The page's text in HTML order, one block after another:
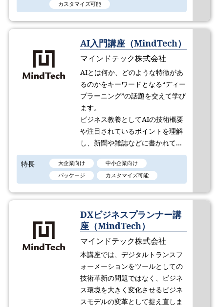
カスタマイズ可能
AI入門講座（MindTech）
マインドテック株式会社
AIとは何か、どのような特徴があ
るのかをキーワードとなる“ディー
プラーニング”の話題を交えて学び
ます。
ビジネス教養としてAIの技術概要
や注目されているポイントを理解
し、新聞や雑誌などに書かれて...
特長 大企業向け
中小企業向け
パッケージ
カスタマイズ可能
DXビジネスプランナー講
座（MindTech）
マインドテック株式会社
本講座では、デジタルトランスフ
ォーメーションをツールとしての
技術革新の問題ではなく、ビジネ
ス環境を大きく変化させるビジネ
スモデルの変革として捉え直しま